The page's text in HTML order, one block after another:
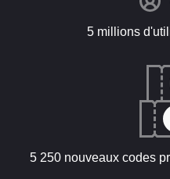
5 millions
5 250 nouveaux codes